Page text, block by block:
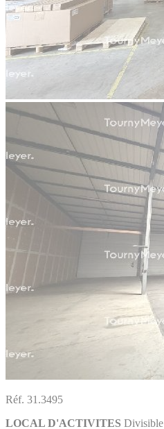
Réf. 31.3495
LOCAL D'ACTIVITES Divisible